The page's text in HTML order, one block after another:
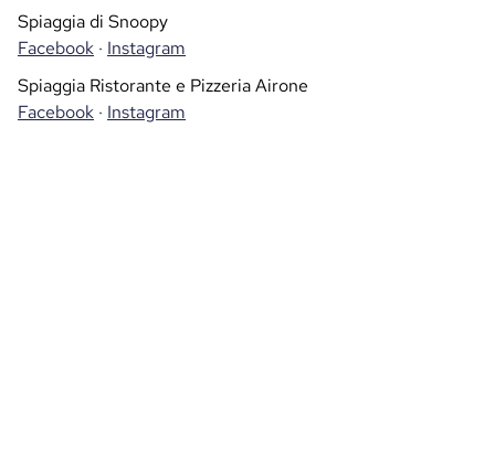
Spiaggia di Snoopy
Facebook · Instagram
Spiaggia Ristorante e Pizzeria Airone
Facebook · Instagram